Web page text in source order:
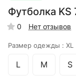
Футболка KS
0 Нет отзывов
Размер одежды : XL
L M S